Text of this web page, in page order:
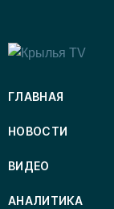
ГЛАВНАЯ
НОВОСТИ
ВИДЕО
АНАЛИТИКА